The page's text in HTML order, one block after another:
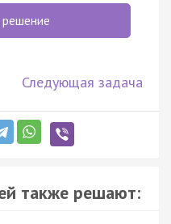
Следующая задача
также решают: